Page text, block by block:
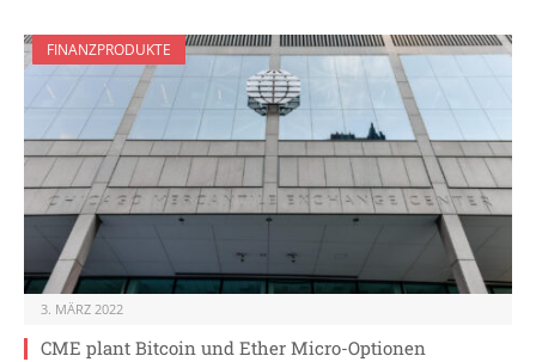
FINANZPRODUKTE
3. MÄRZ 2022
CME plant Bitcoin und Ether Micro-Optionen